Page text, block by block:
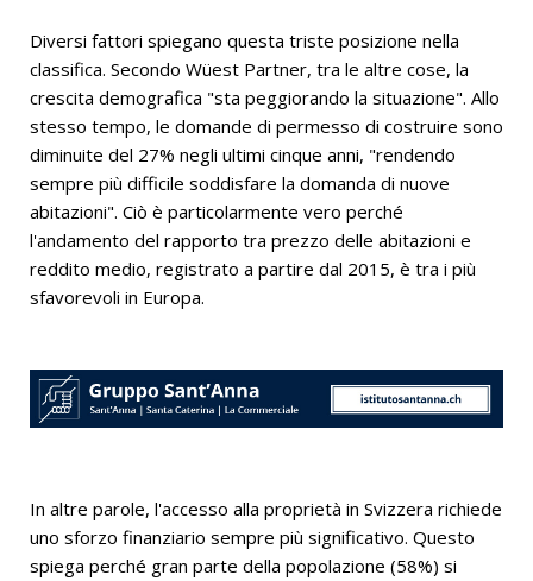
Diversi fattori spiegano questa triste posizione nella
classifica. Secondo Wüest Partner, tra le altre cose, la
crescita demografica "sta peggiorando la situazione". Allo
stesso tempo, le domande di permesso di costruire sono
diminuite del 27% negli ultimi cinque anni, "rendendo
sempre più difficile soddisfare la domanda di nuove
abitazioni". Ciò è particolarmente vero perché
l'andamento del rapporto tra prezzo delle abitazioni e
reddito medio, registrato a partire dal 2015, è tra i più
sfavorevoli in Europa.
In altre parole, l'accesso alla proprietà in Svizzera richiede
uno sforzo finanziario sempre più significativo. Questo
spiega perché gran parte della popolazione (58%) si